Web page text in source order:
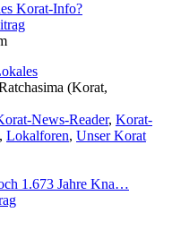
Korat-Info?
(Korat,
News-Reader, Korat-
, Lokalforen, Unser Korat
1.673 Jahre Kna…